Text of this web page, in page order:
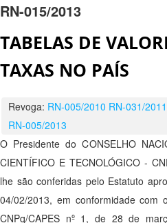
RN-015/2013
TABELAS DE
TAXAS NO PAÍS
Revoga: RN-005/2010 RN-031/2011
RN-005/2013
O Presidente do CONSELHO
CIENTÍFICO E TECNOLÓGICO -
lhe são conferidas pelo Estatuto
04/02/2013, em conformidade com
CNPq/CAPES nº 1, de 28 de